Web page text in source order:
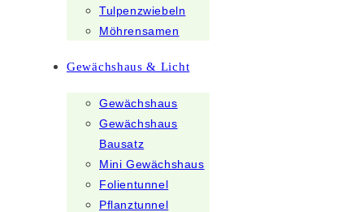
Tulpenzwiebeln
Möhrensamen
Gewächshaus & Licht
Gewächshaus
Gewächshaus
Bausatz
Mini Gewächshaus
Folientunnel
Pflanztunnel